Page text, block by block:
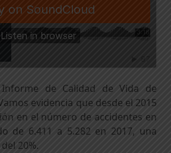
de Calidad de Vida de
evidencia que desde el 2015
en el número de accidentes en
de 6.411 a 5.282 en 2017, una
20%.